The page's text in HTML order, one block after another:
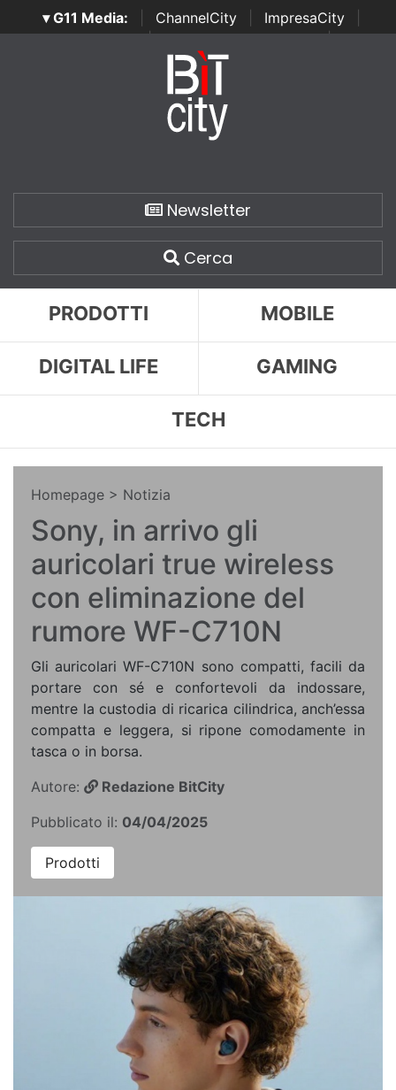
▾ G11 Media: ChannelCity ImpresaCity
SecurityOpenLab | Italian Channel Awards | Italian
Italian Security Awards
Newsletter
Cerca
PRODOTTI MOBILE
DIGITAL LIFE GAMING
TECH
Homepage > Notizia
Sony, in arrivo gli
auricolari true wireless
con eliminazione del
rumore WF-C710N
​Gli auricolari WF-C710N sono compatti, facili da
portare con sé e confortevoli da indossare,
mentre la custodia di ricarica cilindrica, anch’essa
compatta e leggera, si ripone comodamente in
tasca o in borsa.
Autore:
Redazione BitCity
Pubblicato il: 04/04/2025
Prodotti